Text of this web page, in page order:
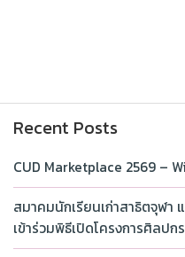
Recent Posts
CUD Marketplace 2569 –
สมาคมนักเรียนเก่าสาธิตจุฬา
เข้าร่วมพิธีเปิดโครงการศิลปก